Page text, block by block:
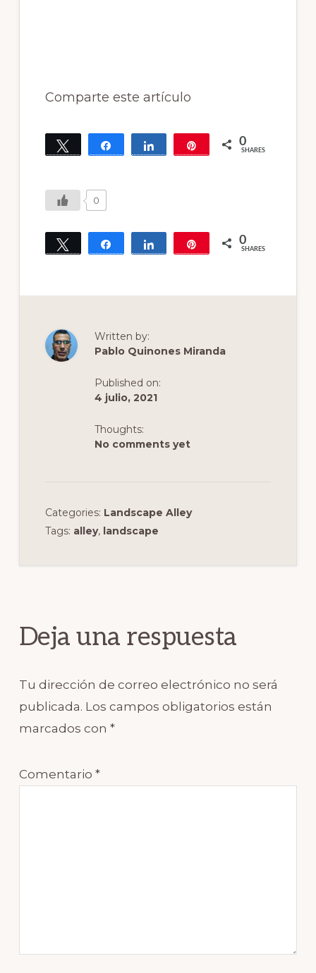
Comparte este artículo
Tweet Share Share 0
SHARES
0
Tweet Share Share 0
SHARES
Written by:
Pablo Quinones Miranda
Published on:
4 julio, 2021
Thoughts:
No comments yet
Categories: Landscape Alley
Tags: alley, landscape
Deja una respuesta
Tu dirección de correo electrónico no será
publicada. Los campos obligatorios están
marcados con *
Comentario *